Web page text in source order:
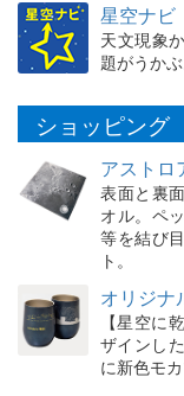
星空ナビ
天文現象
題がうか
ショッピング
アストロ
表面と裏
オル。ペ
等を結び
ト。
オリジナ
【星空に
ザインし
に新色モ